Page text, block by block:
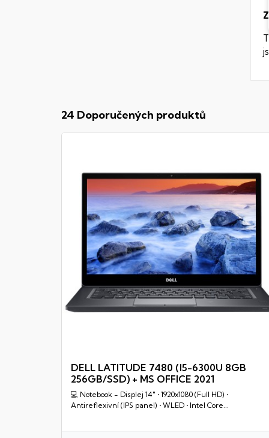
24 Doporučených produktů
DELL LATITUDE 7480 (I5-6300U 8GB
256GB/SSD) + MS OFFICE 2021
💻 Notebook - Displej 14" • 1920x1080 (Full HD) •
Antireflexivní (IPS panel) • WLED • Intel Core...